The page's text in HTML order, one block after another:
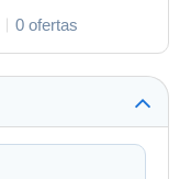
0 ofertas